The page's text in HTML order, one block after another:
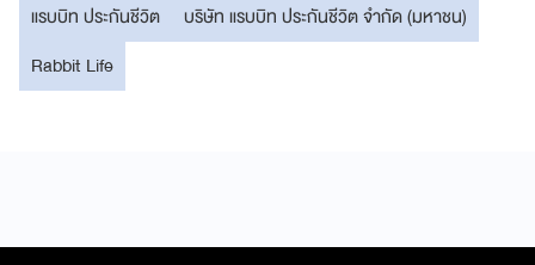
แรบบิท ประกันชีวิต
บริษัท แรบบิท ประกันชีวิต จำกัด (มหาชน)
Rabbit Life